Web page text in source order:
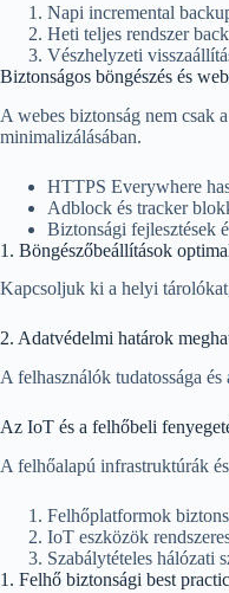
Napi incremental
Heti teljes rendszer
Vészhelyzeti
Biztonságos böngészés és
A webes biztonság nem csak
minimalizálásában.
HTTPS Everywhere
Adblock és tracker
Biztonsági fejlesztések
1. Böngészőbeállítások
Kapcsoljuk ki a helyi
2. Adatvédelmi határok
A felhasználók tudatossága
Az IoT és a felhőbeli
A felhőalapú infrastruktúrák
Felhőplatformok
IoT eszközök
Szabálytételes hálózati
1. Felhő biztonsági best